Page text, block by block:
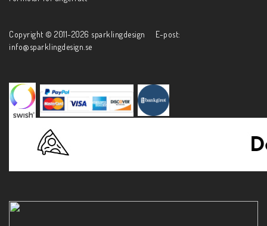
Copyright © 2011-2026 sparklingdesign E-post:
info@sparklingdesign.se